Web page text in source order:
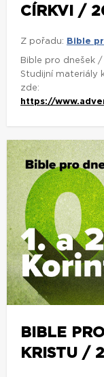
CÍRKVI /
Z pořadu: Bible
Bible pro dnešek
Studijní materiály
zde:
https://
BIBLE
KRISTU /